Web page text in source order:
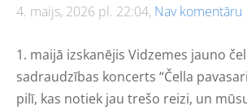
4. maijs, 2026 pl. 22:04, Nav komentāru
1. maijā izskanējis Vidzemes jauno
sadraudzības koncerts “Čella
pilī, kas notiek jau trešo reizi, un